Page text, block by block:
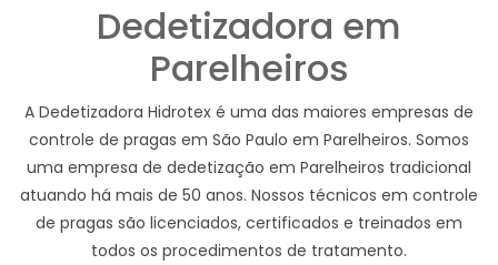
Dedetizadora em
Parelheiros
A Dedetizadora Hidrotex é uma das maiores empresas de
controle de pragas em São Paulo em Parelheiros. Somos
uma empresa de dedetização em Parelheiros tradicional
atuando há mais de 50 anos. Nossos técnicos em controle
de pragas são licenciados, certificados e treinados em
todos os procedimentos de tratamento.